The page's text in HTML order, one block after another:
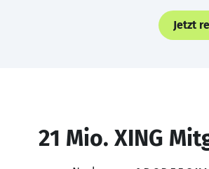
Jetzt
21 Mio. XING